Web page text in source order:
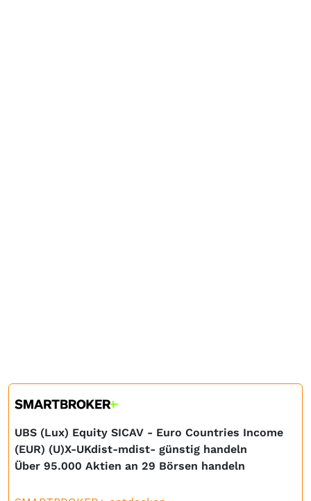
UBS (Lux) Equity SICAV - Euro Countries Income
(EUR) (U)X-UKdist-mdist- günstig handeln
Über 95.000 Aktien an 29 Börsen handeln